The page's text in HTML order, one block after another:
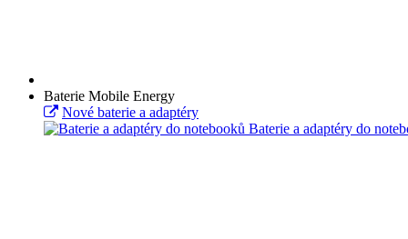
Baterie Mobile Energy
Nové baterie a adaptéry
Baterie a adaptéry do